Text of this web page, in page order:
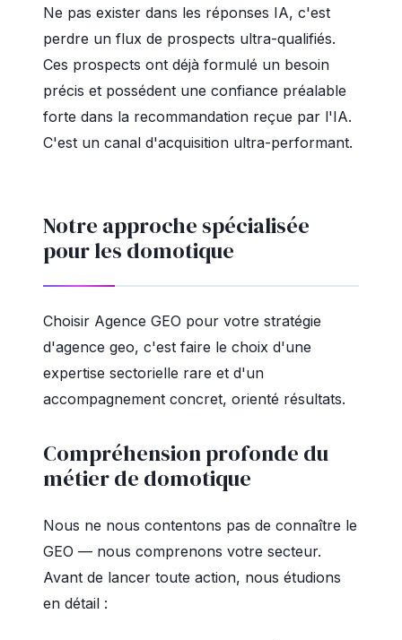
Ne pas exister dans les réponses IA, c'est
perdre un flux de prospects ultra-qualifiés.
Ces prospects ont déjà formulé un besoin
précis et possédent une confiance préalable
forte dans la recommandation reçue par l'IA.
C'est un canal d'acquisition ultra-performant.
Notre approche spécialisée
pour les domotique
Choisir Agence GEO pour votre stratégie
d'agence geo, c'est faire le choix d'une
expertise sectorielle rare et d'un
accompagnement concret, orienté résultats.
Compréhension profonde du
métier de domotique
Nous ne nous contentons pas de connaître le
GEO — nous comprenons votre secteur.
Avant de lancer toute action, nous étudions
en détail :